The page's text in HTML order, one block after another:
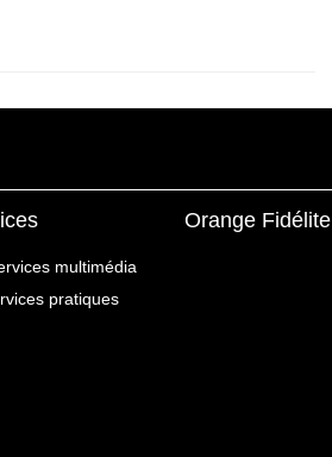
multimédia
pratiques
Orange Fidélite